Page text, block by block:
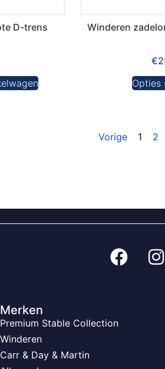
D-trens Winderen
€
Opties
Vorige 1 2
Merken
Premium Stable Collection
Winderen
Carr & Day & Martin